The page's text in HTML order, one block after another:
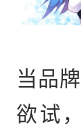
当品
欲试